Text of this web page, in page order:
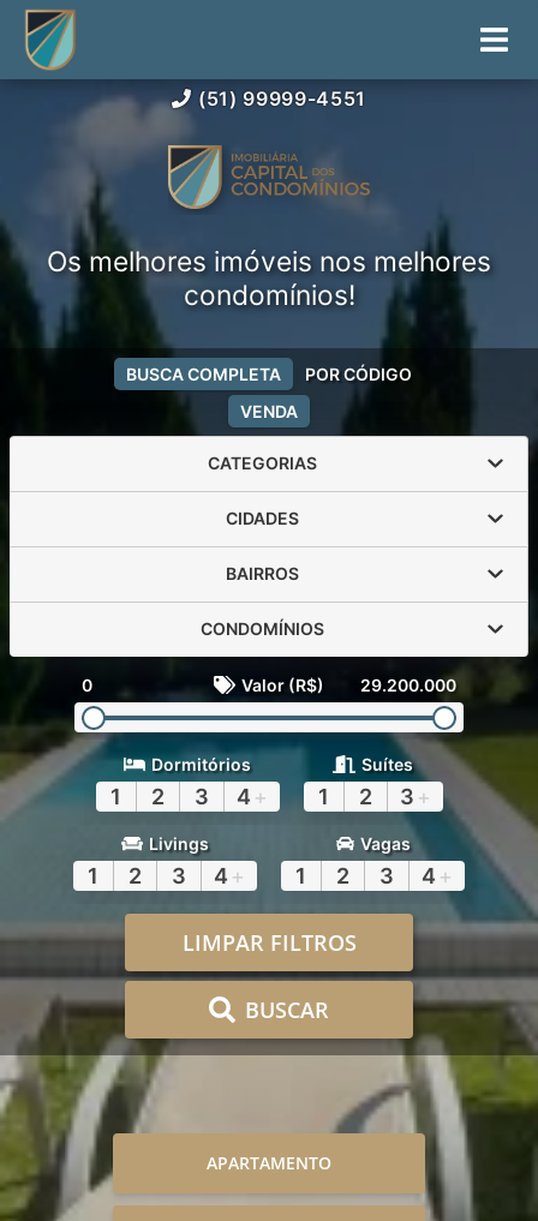
(51) 99999-4551
Os melhores imóveis nos melhores
condomínios!
VENDA
BUSCA COMPLETA POR CÓDIGO
CATEGORIAS
CIDADES
BAIRROS
CONDOMÍNIOS
0 Valor (R$) 29.200.000
Dormitórios
1 2 3 4 +
Suítes
1 2 3 +
Livings
1 2 3 4 +
Vagas
1 2 3 4 +
LIMPAR FILTROS
BUSCAR
APARTAMENTO